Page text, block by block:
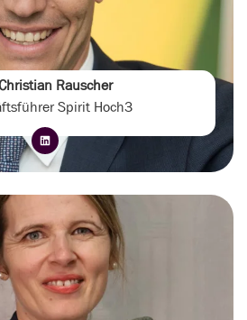
Rauscher
Spirit Hoch3